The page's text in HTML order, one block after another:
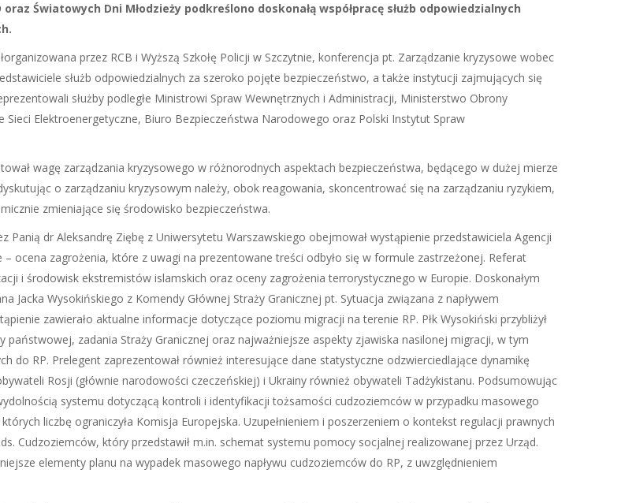
Światowych Dni Młodzieży podkreślono doskonałą współpracę służb odpowiedzialnych
przez RCB i Wyższą Szkołę Policji w Szczytnie, konferencja pt. Zarządzanie kryzysowe wobec
służb odpowiedzialnych za szeroko pojęte bezpieczeństwo, a także instytucji zajmujących się
służby podległe Ministrowi Spraw Wewnętrznych i Administracji, Ministerstwo Obrony
Elektroenergetyczne, Biuro Bezpieczeństwa Narodowego oraz Polski Instytut Spraw
wagę zarządzania kryzysowego w różnorodnych aspektach bezpieczeństwa, będącego w dużej mierze
o zarządzaniu kryzysowym należy, obok reagowania, skoncentrować się na zarządzaniu ryzykiem,
zmieniające się środowisko bezpieczeństwa.
Panią dr Aleksandrę Ziębę z Uniwersytetu Warszawskiego obejmował wystąpienie przedstawiciela Agencji
ocena zagrożenia, które z uwagi na prezentowane treści odbyło się w formule zastrzeżonej. Referat
i środowisk ekstremistów islamskich oraz oceny zagrożenia terrorystycznego w Europie. Doskonałym
Jacka Wysokińskiego z Komendy Głównej Straży Granicznej pt. Sytuacja związana z napływem
zawierało aktualne informacje dotyczące poziomu migracji na terenie RP. Płk Wysokiński przybliżył
zadania Straży Granicznej oraz najważniejsze aspekty zjawiska nasilonej migracji, w tym
do RP. Prelegent zaprezentował również interesujące dane statystyczne odzwierciedlające dynamikę
Rosji (głównie narodowości czeczeńskiej) i Ukrainy również obywateli Tadżykistanu. Podsumowując
systemu dotyczącą kontroli i identyfikacji tożsamości cudzoziemców w przypadku masowego
liczbę ograniczyła Komisja Europejska. Uzupełnieniem i poszerzeniem o kontekst regulacji prawnych
Cudzoziemców, który przedstawił m.in. schemat systemu pomocy socjalnej realizowanej przez Urząd.
elementy planu na wypadek masowego napływu cudzoziemców do RP, z uwzględnieniem